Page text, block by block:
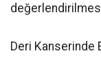
Deri Kanserinde